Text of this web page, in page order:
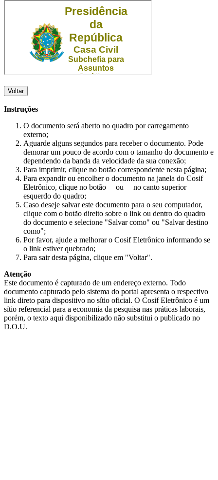
Voltar
Instruções
O documento será aberto no quadro por carregamento
externo;
Aguarde alguns segundos para receber o documento. Pode
demorar um pouco de acordo com o tamanho do documento e
dependendo da banda da velocidade da sua conexão;
Para imprimir, clique no botão correspondente nesta página;
Para expandir ou encolher o documento na janela do Cosif
Eletrônico, clique no botão
ou
no canto superior
esquerdo do quadro;
Caso deseje salvar este documento para o seu computador,
clique com o botão direito sobre o link ou dentro do quadro
do documento e selecione "Salvar como" ou "Salvar destino
como";
Por favor, ajude a melhorar o Cosif Eletrônico informando se
o link estiver quebrado;
Para sair desta página, clique em "Voltar".
Atenção
Este documento é capturado de um endereço externo. Todo
documento capturado pelo sistema do portal apresenta o respectivo
link direto para dispositivo no sítio oficial. O Cosif Eletrônico é um
sítio referencial para a economia da pesquisa nas práticas laborais,
porém, o texto aqui disponibilizado não substitui o publicado no
D.O.U.